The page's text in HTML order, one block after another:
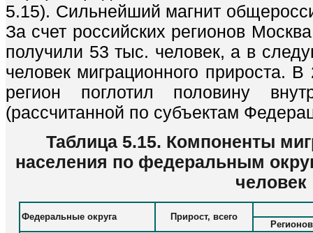
5.15). Сильнейший магнит
За счет российских регионов
получили 53 тыс. человек, а в
человек миграционного прироста.
регион поглотил половину
(рассчитанной по субъектам
Таблица 5.15. Компоненты
населения по федеральным
человек
Федеральные округа Прирост, всего